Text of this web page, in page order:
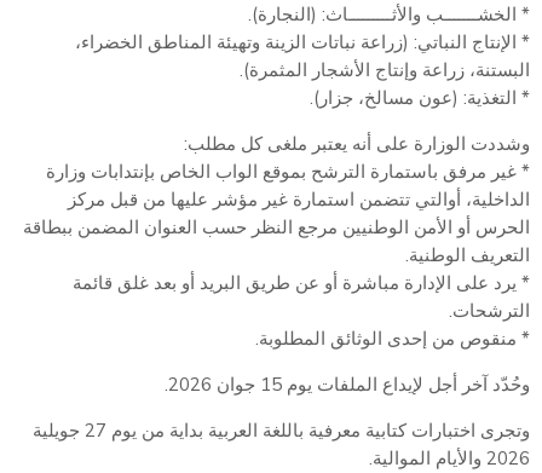
* الخشـــــــب والأثـــــــــاث: (النجارة).
* الإنتاج النباتي: (زراعة نباتات الزينة وتهيئة المناطق الخضراء،
البستنة، زراعة وإنتاج الأشجار المثمرة).
* التغذية: (عون مسالخ، جزار).
وشددت الوزارة على أنه يعتبر ملغى كل مطلب:
* غير مرفق باستمارة الترشح بموقع الواب الخاص بإنتدابات وزارة
الداخلية، أوالتي تتضمن استمارة غير مؤشر عليها من قبل مركز
الحرس أو الأمن الوطنيين مرجع النظر حسب العنوان المضمن ببطاقة
التعريف الوطنية.
* يرد على الإدارة مباشرة أو عن طريق البريد أو بعد غلق قائمة
الترشحات.
* منقوص من إحدى الوثائق المطلوبة.
وحُدّد آخر أجل لإيداع الملفات يوم 15 جوان 2026.
وتجرى اختبارات كتابية معرفية باللغة العربية بداية من يوم 27 جويلية
2026 والأيام الموالية.